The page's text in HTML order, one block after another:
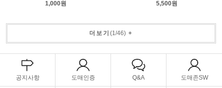
1,000원
5,500원
더보기 (1/46) +
공지사항 도매인증 Q&A 도매존SW